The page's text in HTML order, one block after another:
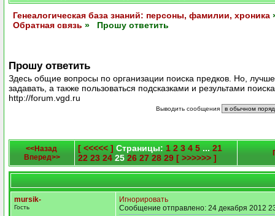
Генеалогическая база знаний: персоны, фамилии, хроника
Обратная связь » Прошу ответить
Прошу ответить
Здесь общие вопросы по организации поиска предков. Но,
задавать, а также пользоваться подсказками и результами
http://forum.vgd.ru
Выводить сообщения
<<Назад
Вперед>>
[ <<<<< ] Страницы: 1 2 3 4 5 ... 21
22 23 24 25 26 27 28 29 [ >>>>>> ]
mursik-
Гость
Игнорировать
Сообщение отправлено: 24 декабря 2012